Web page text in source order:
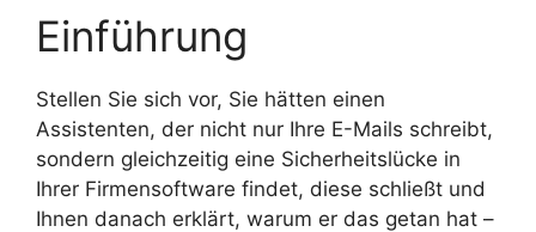
Einführung
Stellen Sie sich vor, Sie hätten einen
Assistenten, der nicht nur Ihre E-Mails schreibt,
sondern gleichzeitig eine Sicherheitslücke in
Ihrer Firmensoftware findet, diese schließt und
Ihnen danach erklärt, warum er das getan hat –